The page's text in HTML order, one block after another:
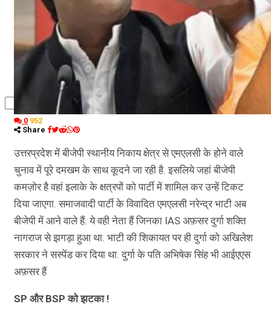
कृषि
धर्म
विज्ञान तकनीकी
0 952
Share
उत्तरप्रदेश में बीजेपी स्थानीय निकाय क्षेत्र से एमएलसी के होने वाले
चुनाव में पूरे दमखम के साथ कूदने जा रही है. इसलिये जहां बीजेपी
कमज़ोर है वहां इलाके के क्षत्रपों को पार्टी में शामिल कर उन्हें टिकट
दिया जाएगा. समाजवादी पार्टी के विवादित एमएलसी नरेन्द्र भाटी अब
बीजेपी में आने वाले हैं. ये वही नेता हैं जिनका IAS अफ़सर दुर्गा शक्ति
नागराज से झगड़ा हुआ था. भाटी की शिकायत पर ही दुर्गा को अखिलेश
सरकार ने सस्पेंड कर दिया था. दुर्गा के पति अभिषेक सिंह भी आईएएस
अफ़सर हैं
SP और BSP को झटका !